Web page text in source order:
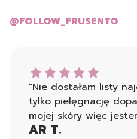
@FOLLOW_FRUSENTO
AR T. dał ocenę: 5
"Nie dostałam listy
tylko pielęgnację
mojej skóry więc
AR T.